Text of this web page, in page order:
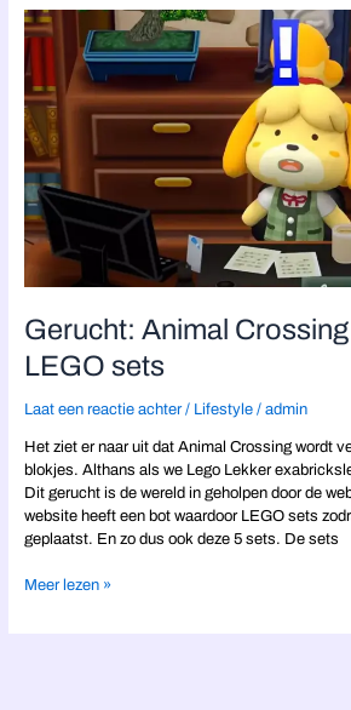
Gerucht: Animal
LEGO sets
Laat een reactie achter / Lifestyle /admin
Het ziet er naar uit dat Animal Crossing wordt
blokjes. Althans als we Lego Lekker
Dit gerucht is de wereld in geholpen door de
website heeft een bot waardoor LEGO sets
geplaatst. En zo dus ook deze 5 sets. De sets
Gerucht:
Animal
Crossing
krijgt
eigen
LEGO
sets
Meer lezen »